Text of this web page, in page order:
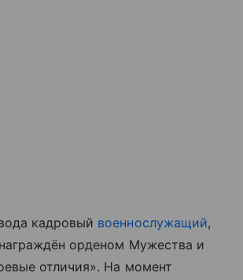
кадровый военнослужащий,
орденом Мужества и
отличия». На момент